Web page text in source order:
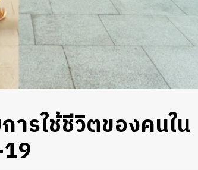
ารใช้ชีวิตของคนใน